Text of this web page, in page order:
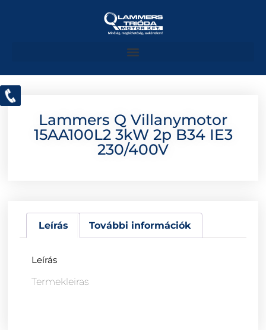
Lammers Q Villanymotor
15AA100L2 3kW 2p B34 IE3
230/400V
Leírás További információk
Leírás
Termekleiras